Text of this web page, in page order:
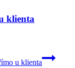
klienta
u klienta